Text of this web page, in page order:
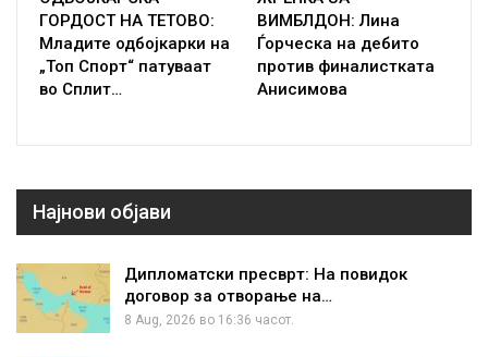
ГОРДОСТ НА ТЕТОВО:
Младите одбојкарки на
„Топ Спорт“ патуваат
во Сплит…
ВИМБЛДОН: Лина
Ѓорческа на дебито
против финалистката
Анисимова
Најнови објави
Дипломатски пресврт: На повидок
договор за отворање на…
8 Aug, 2026 во 16:36 часот.